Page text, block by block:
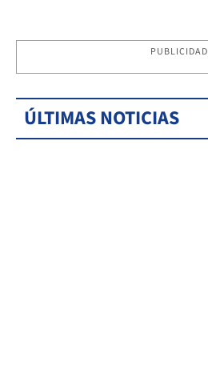
PUBLICIDAD
ÚLTIMAS NOTICIAS